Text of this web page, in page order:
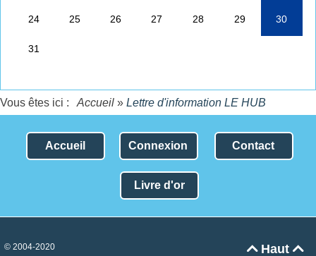
Vous êtes ici : Accueil » Lettre d'information LE HUB
Accueil Connexion Contact
Livre d'or
Haut 
© 2004-2020